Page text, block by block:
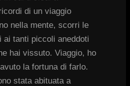
di un viaggio
nella mente, scorri le
ai tanti piccoli aneddoti
hai vissuto. Viaggio, ho
la fortuna di farlo.
stata abituata a